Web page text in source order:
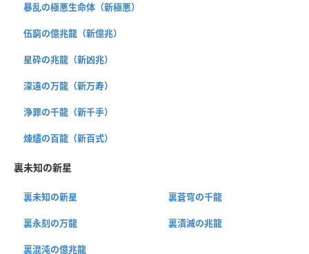
暴乱の極悪生命体（新極悪）
伍窮の億兆龍（新億兆）
星砕の兆龍（新凶兆）
深遠の万龍（新万寿）
浄罪の千龍（新千手）
煉燼の百龍（新百式）
裏未知の新星
裏未知の新星 裏蒼穹の千龍
裏永刻の万龍 裏潰滅の兆龍
裏混沌の億兆龍